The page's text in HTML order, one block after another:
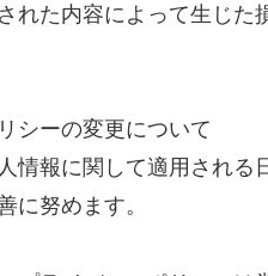
れた内容によって生じた
シーの変更について
情報に関して適用され
に努めます。